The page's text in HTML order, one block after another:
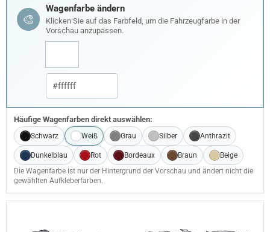
🎨
Wagenfarbe ändern
Klicken Sie auf das Farbfeld, um die Fahrzeugfarbe in der
Vorschau anzupassen.
Häufige Wagenfarben direkt auswählen:
Schwarz Weiß Grau Silber Anthrazit
Dunkelblau Rot Bordeaux Braun
Beige
Die Wagenfarbe ist nur der Hintergrund der Vorschau und ändert nicht die
gewählten Aufkleberfarben.